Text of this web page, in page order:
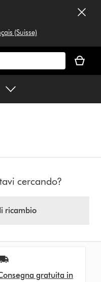
(Suisse)
carrello
è
cercando?
ricambio
gratuita in